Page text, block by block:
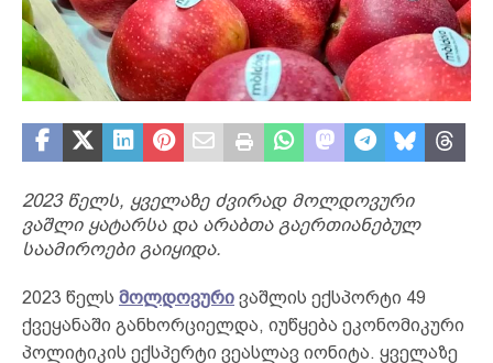
2023 წელს, ყველაზე ძვირად მოლდოვური
ვაშლი ყატარსა და არაბთა გაერთიანებულ
საამიროები გაიყიდა.
2023 წელს მოლდოვური ვაშლის ექსპორტი 49
ქვეყანაში განხორციელდა, იუწყება ეკონომიკური
პოლიტიკის ექსპერტი ვეასლავ იონიტა. ყველაზე